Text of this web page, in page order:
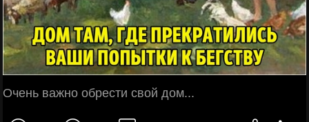
Очень важно обрести свой дом...